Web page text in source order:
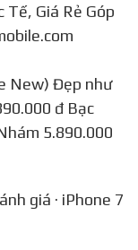
Tế, Giá Rẻ Góp
New) Đẹp như
đ Bạc
5.890.000
giá · iPhone 7